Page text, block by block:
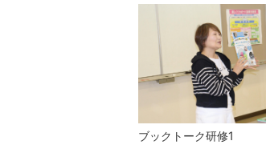
ブックトーク研修1